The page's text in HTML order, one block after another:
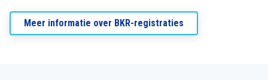
Meer informatie over BKR-registraties